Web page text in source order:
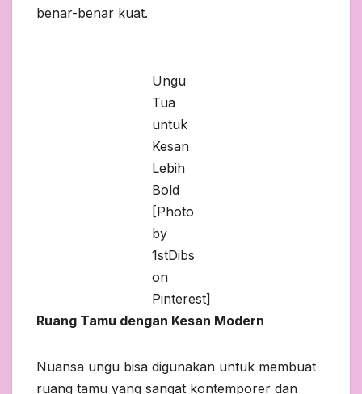
benar-benar kuat.
Ungu
Tua
untuk
Kesan
Lebih
Bold
[Photo
by
1stDibs
on
Pinterest]
Ruang Tamu dengan Kesan Modern
Nuansa ungu bisa digunakan untuk membuat
ruang tamu yang sangat kontemporer dan